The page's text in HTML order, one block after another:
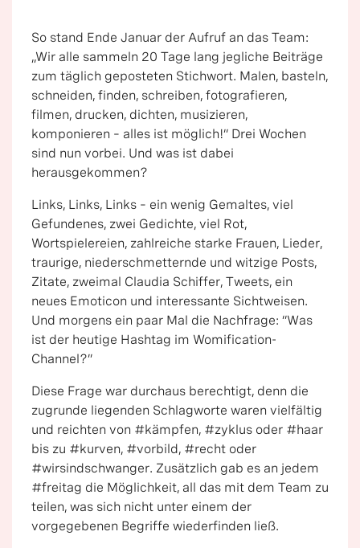
So stand Ende Januar der Aufruf an das Team:
„Wir alle sammeln 20 Tage lang jegliche Beiträge
zum täglich geposteten Stichwort. Malen, basteln,
schneiden, finden, schreiben, fotografieren,
filmen, drucken, dichten, musizieren,
komponieren – alles ist möglich!“ Drei Wochen
sind nun vorbei. Und was ist dabei
herausgekommen?
Links, Links, Links – ein wenig Gemaltes, viel
Gefundenes, zwei Gedichte, viel Rot,
Wortspielereien, zahlreiche starke Frauen, Lieder,
traurige, niederschmetternde und witzige Posts,
Zitate, zweimal Claudia Schiffer, Tweets, ein
neues Emoticon und interessante Sichtweisen.
Und morgens ein paar Mal die Nachfrage: “Was
ist der heutige Hashtag im Womification-
Channel?”
Diese Frage war durchaus berechtigt, denn die
zugrunde liegenden Schlagworte waren vielfältig
und reichten von #kämpfen, #zyklus oder #haar
bis zu #kurven, #vorbild, #recht oder
#wirsindschwanger. Zusätzlich gab es an jedem
#freitag die Möglichkeit, all das mit dem Team zu
teilen, was sich nicht unter einem der
vorgegebenen Begriffe wiederfinden ließ.